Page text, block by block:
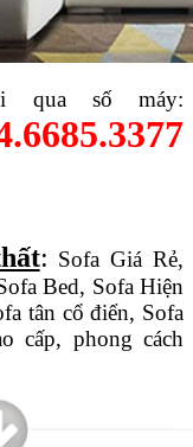
qua số máy:
: Sofa Giá Rẻ,
Bed, Sofa Hiện
tân cổ điển, Sofa
cấp, phong cách